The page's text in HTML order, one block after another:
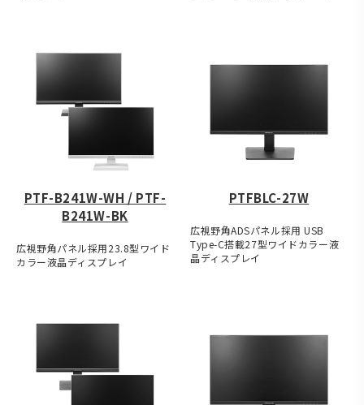
PTF-B241W-WH / PTF-
B241W-BK
広視野角パネル採用23.8型ワイド
カラー液晶ディスプレイ
PTFBLC-27W
広視野角ADSパネル採用 USB
Type-C搭載27型ワイドカラー液
晶ディスプレイ